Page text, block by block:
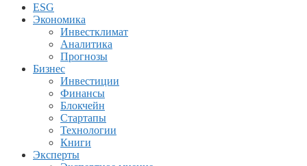
ESG
Экономика
Инвестклимат
Аналитика
Прогнозы
Бизнес
Инвестиции
Финансы
Блокчейн
Стартапы
Технологии
Книги
Эксперты